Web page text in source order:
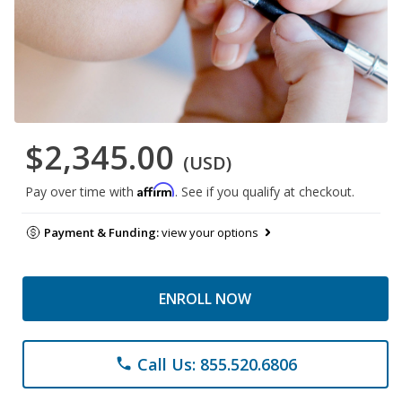
$2,345.00 (USD)
Pay over time with Affirm. See if you qualify at checkout.
Payment & Funding:view your options
ENROLL NOW
phone Call Us: 855.520.6806